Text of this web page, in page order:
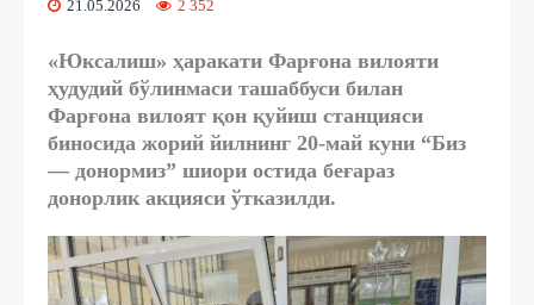
21.05.2026 2 352
«Юксалиш» ҳаракати Фарғона вилояти
ҳудудий бўлинмаси ташаббуси билан
Фарғона вилоят қон қуйиш станцияси
биносида жорий йилнинг 20-май куни “Биз
— донормиз” шиори остида беғараз
донорлик акцияси ўтказилди.